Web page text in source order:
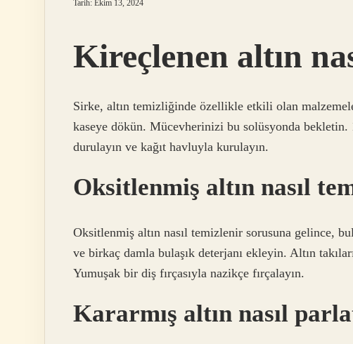
Tarih: Ekim 13, 2024
Kireçlenen altın
Sirke, altın temizliğinde özellikle etkili olan
kaseye dökün. Mücevherinizi bu solüsyonda
durulayın ve kağıt havluyla kurulayın.
Oksitlenmiş altın nasıl
Oksitlenmiş altın nasıl temizlenir sorusuna gelince,
ve birkaç damla bulaşık deterjanı ekleyin. Altın
Yumuşak bir diş fırçasıyla nazikçe fırçalayın.
Kararmış altın nasıl